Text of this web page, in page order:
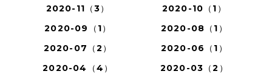
2020-11（3）
2020-10（1）
2020-09（1）
2020-08（1）
2020-07（2）
2020-06（1）
2020-04（4）
2020-03（2）